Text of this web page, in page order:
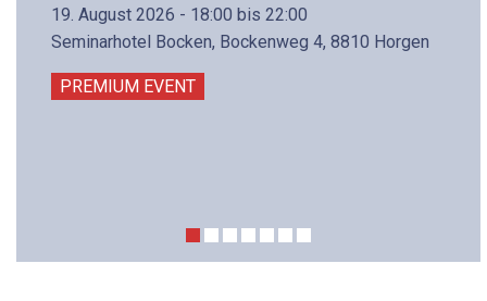
19. August 2026 - 18:00 bis 22:00
Seminarhotel Bocken, Bockenweg 4, 8810 Horgen
PREMIUM EVENT